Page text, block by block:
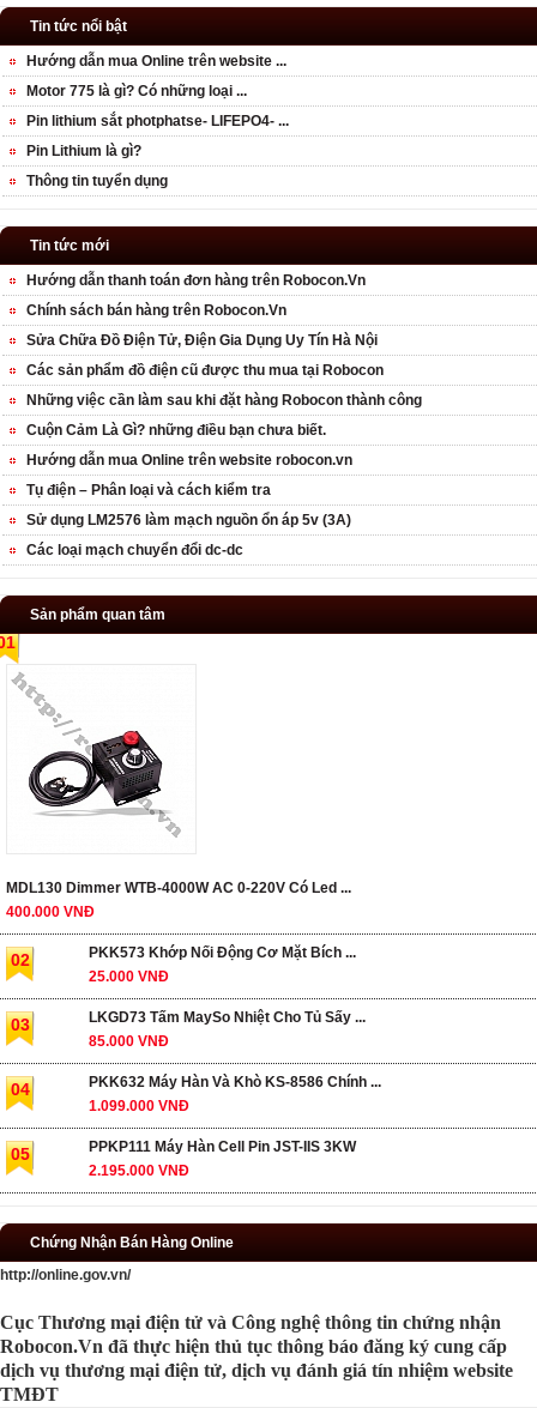
Tin tức nổi bật
Hướng dẫn mua Online trên website ...
Motor 775 là gì? Có những loại ...
Pin lithium sắt photphatse- LIFEPO4- ...
Pin Lithium là gì?
Thông tin tuyển dụng
Tin tức mới
Hướng dẫn thanh toán đơn hàng trên Robocon.Vn
Chính sách bán hàng trên Robocon.Vn
Sửa Chữa Đồ Điện Tử, Điện Gia Dụng Uy Tín Hà Nội
Các sản phẩm đồ điện cũ được thu mua tại Robocon
Những việc cần làm sau khi đặt hàng Robocon thành công
Cuộn Cảm Là Gì? những điều bạn chưa biết.
Hướng dẫn mua Online trên website robocon.vn
Tụ điện – Phân loại và cách kiểm tra
Sử dụng LM2576 làm mạch nguồn ổn áp 5v (3A)
Các loại mạch chuyển đổi dc-dc
Sản phẩm quan tâm
MDL130 Dimmer WTB-4000W AC 0-220V Có Led ...
400.000 VNĐ
02
PKK573 Khớp Nối Động Cơ Mặt Bích ...
25.000 VNĐ
03
LKGD73 Tấm MaySo Nhiệt Cho Tủ Sấy ...
85.000 VNĐ
04
PKK632 Máy Hàn Và Khò KS-8586 Chính ...
1.099.000 VNĐ
05
PPKP111 Máy Hàn Cell Pin JST-IIS 3KW
2.195.000 VNĐ
Chứng Nhận Bán Hàng Online
http://online.gov.vn/
Cục Thương mại điện tử và Công nghệ thông tin chứng nhận
Robocon.Vn đã thực hiện thủ tục thông báo đăng ký cung cấp
dịch vụ thương mại điện tử, dịch vụ đánh giá tín nhiệm website
TMĐT